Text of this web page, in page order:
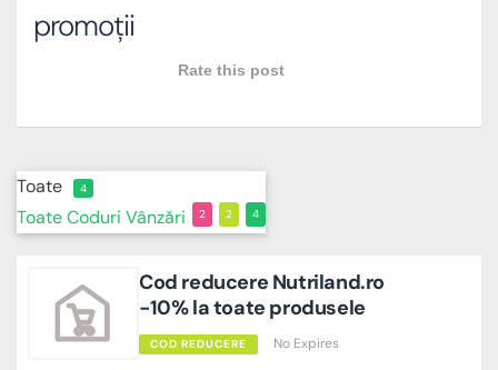
promoții
Rate this post
Toate 4
Toate 4
Coduri 2
Vânzări 2
Cod reducere Nutriland.ro
-10% la toate produsele
COD REDUCERE No Expires